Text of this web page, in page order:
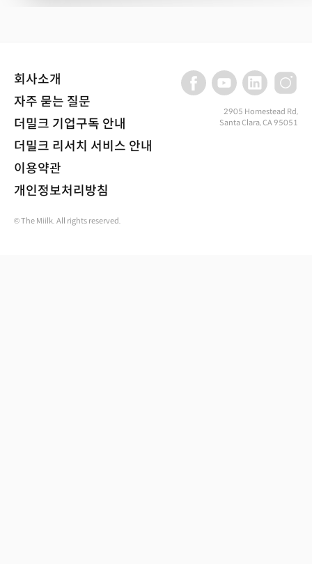
회사소개
자주 묻는 질문
더밀크 기업구독 안내
더밀크 리서치 서비스 안내
이용약관
개인정보처리방침
2905 Homestead Rd,
Santa Clara, CA 95051
© The Miilk. All rights reserved.